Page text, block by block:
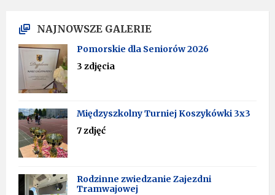
NAJNOWSZE GALERIE
Pomorskie dla Seniorów 2026
3 zdjęcia
Międzyszkolny Turniej Koszykówki 3x3
7 zdjęć
Rodzinne zwiedzanie Zajezdni
Tramwajowej